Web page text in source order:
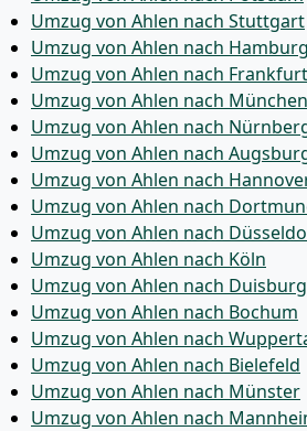
Umzug von Ahlen nach Stuttgart
Umzug von Ahlen nach Hamburg
Umzug von Ahlen nach
Umzug von Ahlen nach München
Umzug von Ahlen nach
Umzug von Ahlen nach
Umzug von Ahlen nach
Umzug von Ahlen nach
Umzug von Ahlen nach
Umzug von Ahlen nach Köln
Umzug von Ahlen nach Duisburg
Umzug von Ahlen nach Bochum
Umzug von Ahlen nach
Umzug von Ahlen nach Bielefeld
Umzug von Ahlen nach Münster
Umzug von Ahlen nach